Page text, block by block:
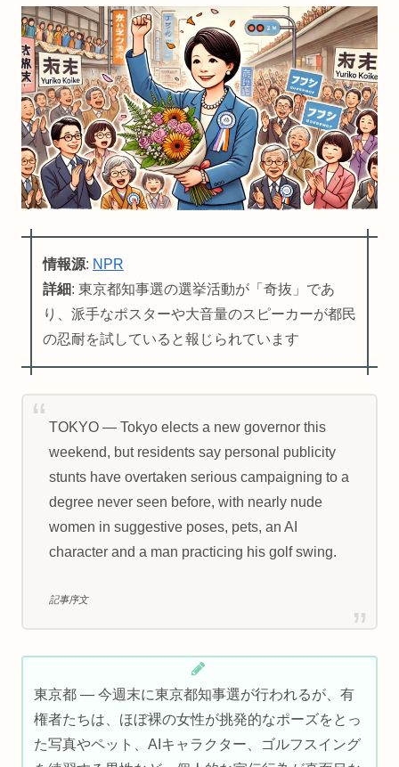
情報源: NPR
詳細: 東京都知事選の選挙活動が「奇抜」であ
り、派手なポスターや大音量のスピーカーが都民
の忍耐を試していると報じられています
TOKYO — Tokyo elects a new governor this
weekend, but residents say personal publicity
stunts have overtaken serious campaigning to a
degree never seen before, with nearly nude
women in suggestive poses, pets, an AI
character and a man practicing his golf swing.
記事序文
東京都 — 今週末に東京都知事選が行われるが、有
権者たちは、ほぼ裸の女性が挑発的なポーズをとっ
た写真やペット、AIキャラクター、ゴルフスイング